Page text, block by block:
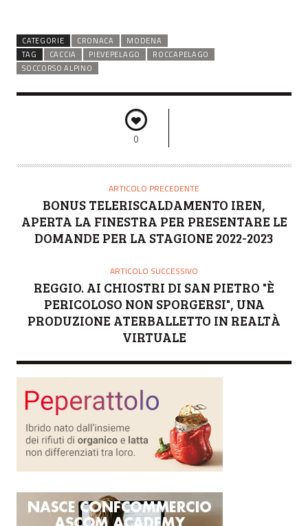
CATEGORIE CRONACA
MODENA
TAG
CACCIA PIEVEPELAGO
ROCCAPELAGO
SOCCORSO ALPINO
0
ARTICOLO PRECEDENTE
BONUS TELERISCALDAMENTO IREN,
APERTA LA FINESTRA PER PRESENTARE LE
DOMANDE PER LA STAGIONE 2022-2023
ARTICOLO SUCCESSIVO
REGGIO. AI CHIOSTRI DI SAN PIETRO "È
PERICOLOSO NON SPORGERSI", UNA
PRODUZIONE ATERBALLETTO IN REALTÀ
VIRTUALE